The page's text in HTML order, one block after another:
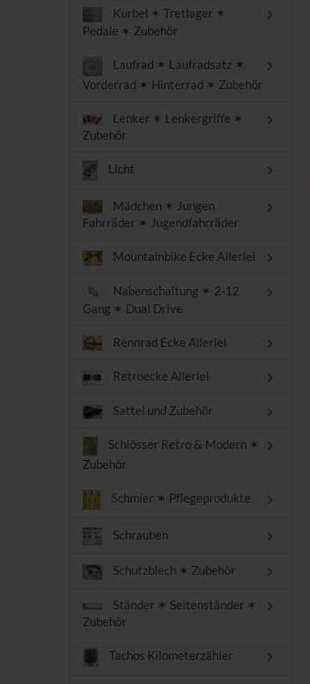
Kurbel ✶ Tretlager ✶
Pedale ✶ Zubehör
Laufrad ✶ Laufradsatz ✶
Vorderrad ✶ Hinterrad ✶ Zubehör
Lenker ✶ Lenkergriffe ✶
Zubehör
Licht
Mädchen ✶ Jungen
Fahrräder ✶ Jugendfahrräder
Mountainbike Ecke Allerlei
Nabenschaltung ✶ 2-12
Gang ✶ Dual Drive
Rennrad Ecke Allerlei
Retroecke Allerlei
Sattel und Zubehör
Schlösser Retro & Modern ✶
Zubehör
Schmier ✶ Pflegeprodukte
Schrauben
Schutzblech ✶ Zubehör
Ständer ✶ Seitenständer ✶
Zubehör
Tachos Kilometerzähler